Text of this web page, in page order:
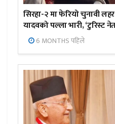
सिरहा-२ मा फेरियो चुनावी
यादवको पल्ला भारी, ‘टुरिस्ट
6 MONTHS पहिले